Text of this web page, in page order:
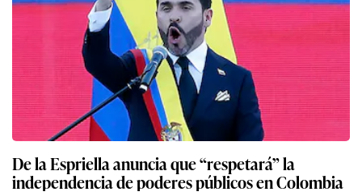
De la Espriella anuncia que “respetará” la
independencia de poderes públicos en Colombia